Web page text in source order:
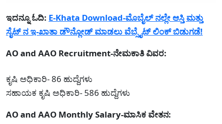
ಇದನ್ನೂ ಓದಿ: E-Khata Download-ಮೊಬೈಲ್ ನಲ್ಲೇ ಆಸ್ತಿ ಮತ್ತು
ಸೈಟ್ ನ ಇ-ಖಾತಾ ಡೌನ್ಲೋಡ್ ಮಾಡಲು ವೆಬ್ಸೈಟ್ ಲಿಂಕ್ ಬಿಡುಗಡೆ!
AO and AAO Recruitment-ನೇಮಕಾತಿ ವಿವರ:
ಕೃಷಿ ಅಧಿಕಾರಿ- 86 ಹುದ್ದೆಗಳು
ಸಹಾಯಕ ಕೃಷಿ ಅಧಿಕಾರಿ- 586 ಹುದ್ದೆಗಳು
AO and AAO Monthly Salary-ಮಾಸಿಕ ವೇತನ: